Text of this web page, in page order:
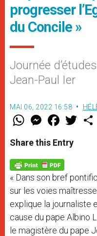
progresser
du Concile »
Journée
Jean-Paul Ier
MAI 06, 2022 16:58
W
t
s
p
p
M
e
s
e
g
e
r
F
a
e
b
o
k
w
Share this Entry
« Dans son bref
sur les voies
explique la journaliste
cause du pape Albino
le magistère du pape